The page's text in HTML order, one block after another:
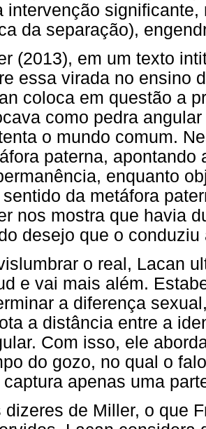
intervenção
da separação),
(2013), em um texto
essa virada no ensino
coloca em questão a
como pedra
o mundo comum.
paterna, apontando
enquanto
sentido da metáfora
nos mostra que havia
desejo que o
o real, Lacan
e vai mais além.
a diferença
a distância entre a
Com isso, ele
do gozo, no qual o
captura apenas uma
dizeres de Miller, o que